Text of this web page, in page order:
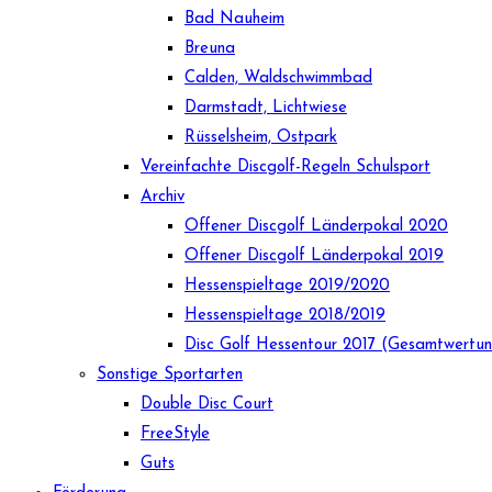
Bad Nauheim
Breuna
Calden, Waldschwimmbad
Darmstadt, Lichtwiese
Rüsselsheim, Ostpark
Vereinfachte Discgolf-Regeln Schulsport
Archiv
Offener Discgolf Länderpokal 2020
Offener Discgolf Länderpokal 2019
Hessenspieltage 2019/2020
Hessenspieltage 2018/2019
Disc Golf Hessentour 2017
Sonstige Sportarten
Double Disc Court
FreeStyle
Guts